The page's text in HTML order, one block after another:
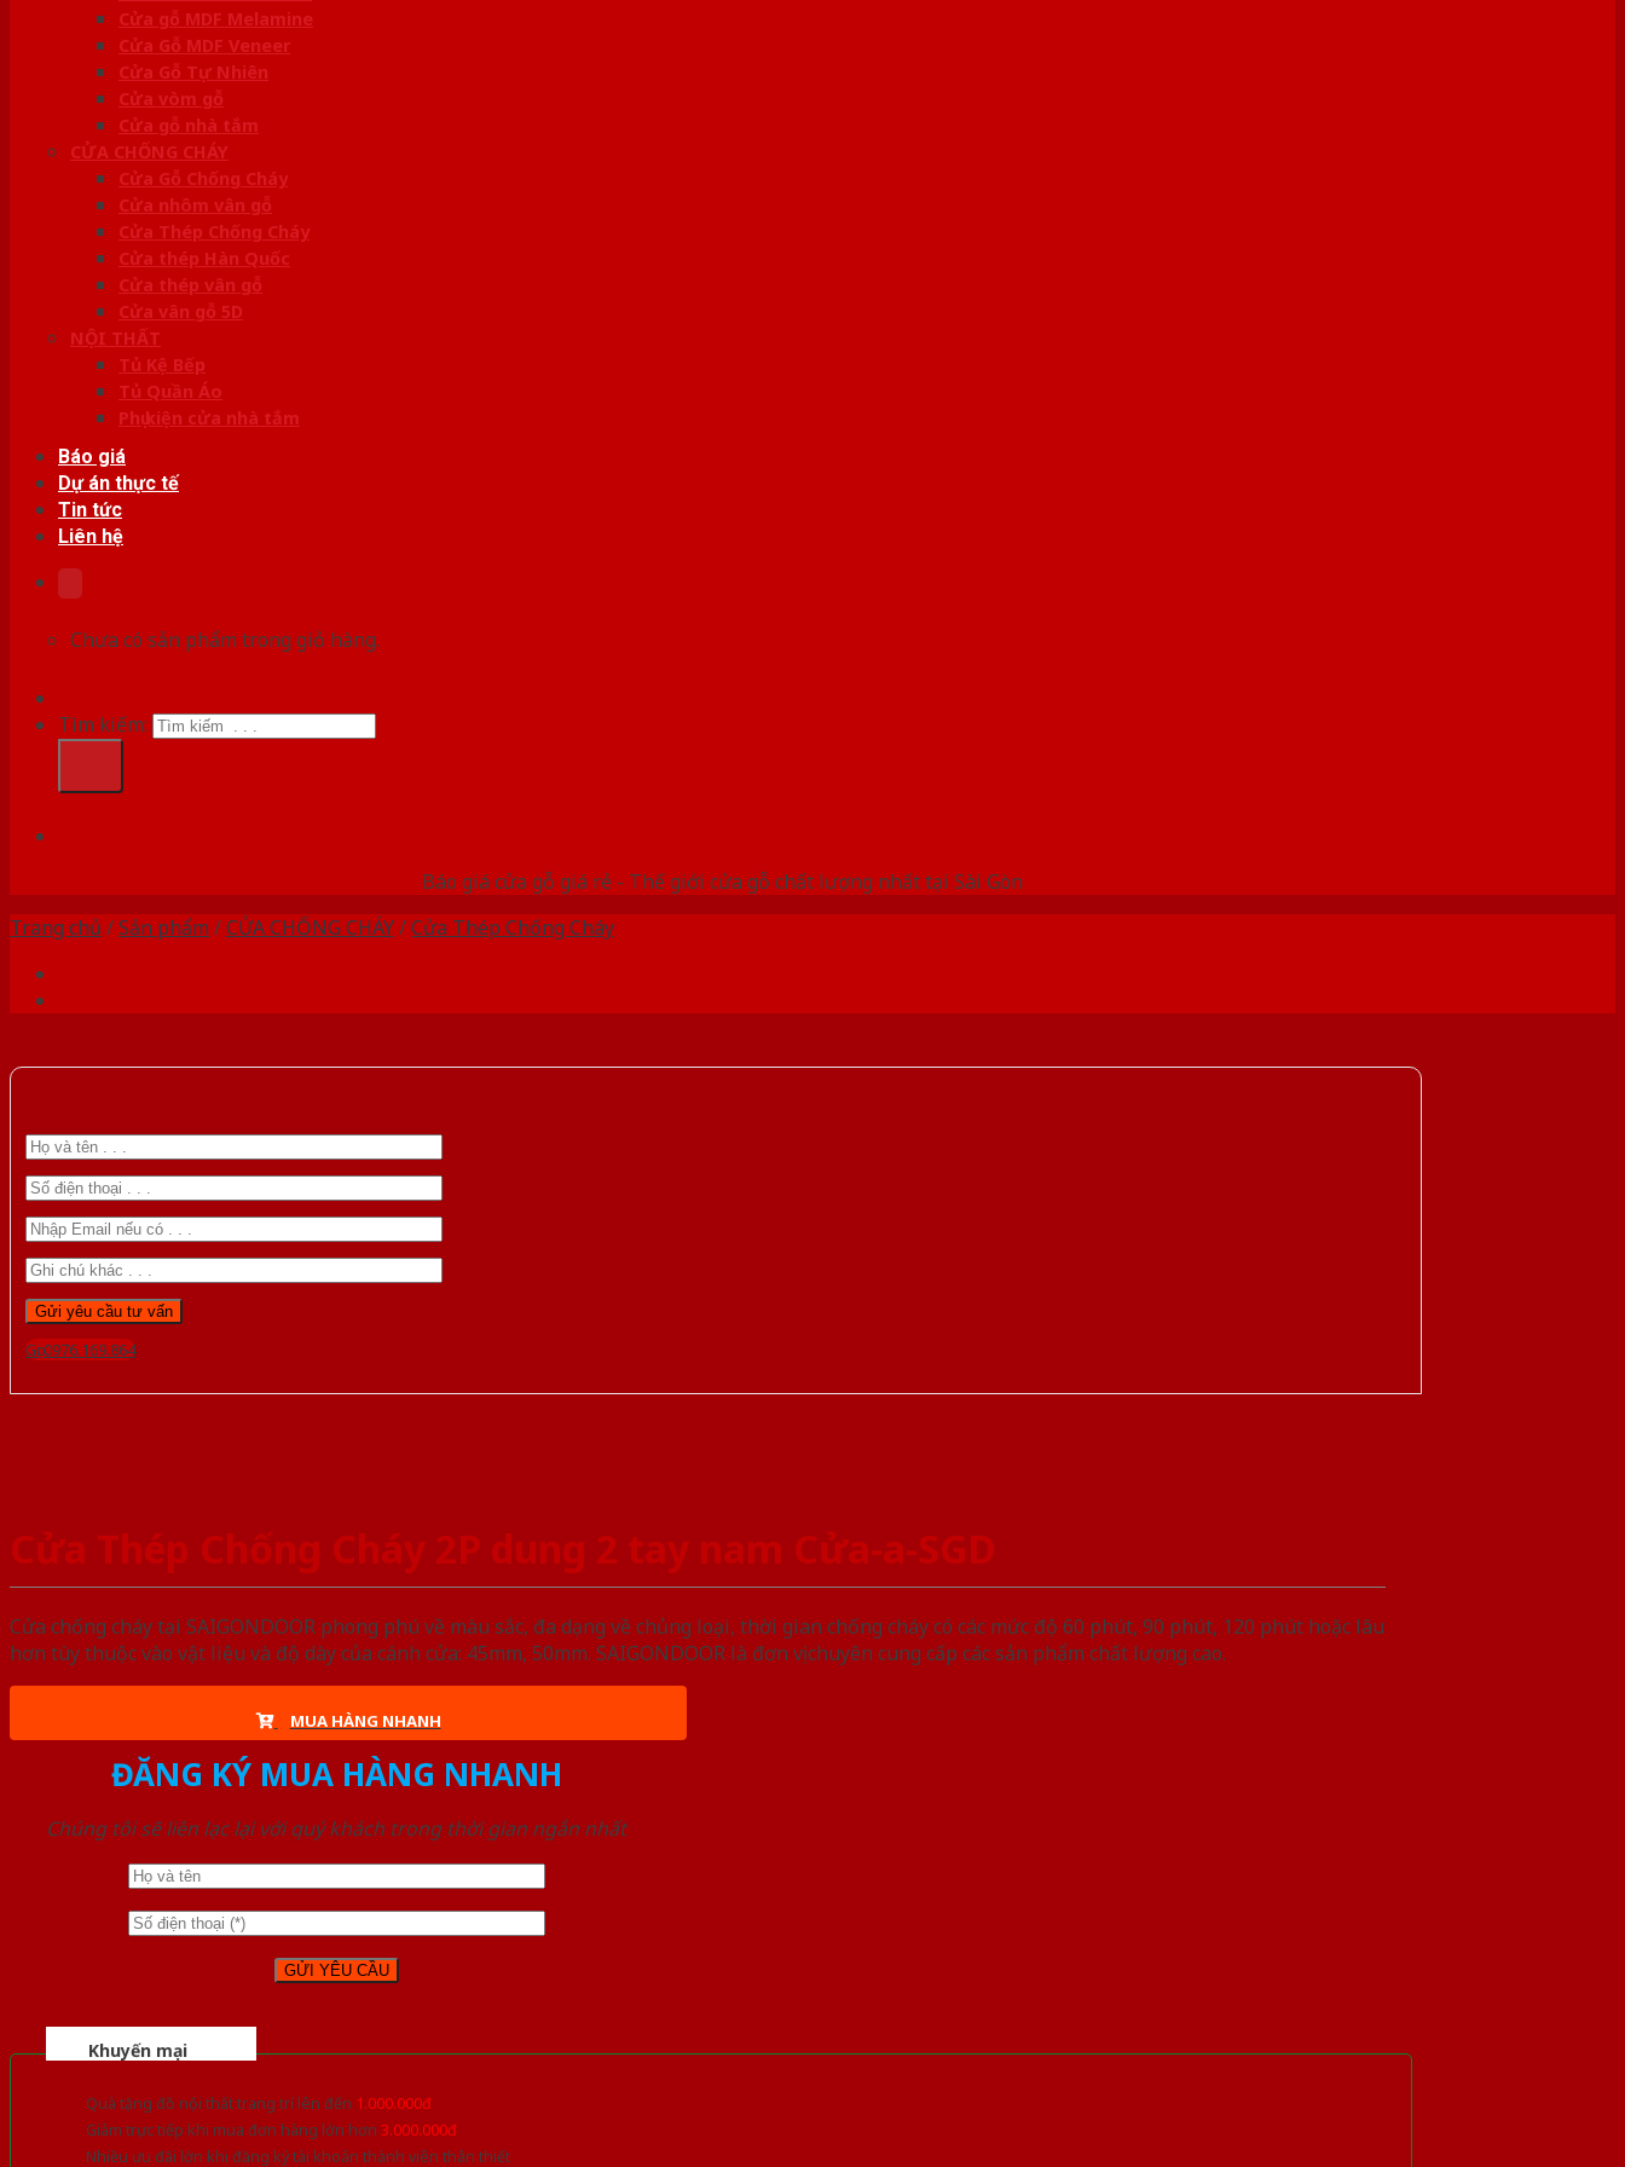
Cửa gỗ MDF Melamine
Cửa Gỗ MDF Veneer
Cửa Gỗ Tự Nhiên
Cửa vòm gỗ
Cửa gỗ nhà tắm
CỬA CHỐNG CHÁY
Cửa Gỗ Chống Cháy
Cửa nhôm vân gỗ
Cửa Thép Chống Cháy
Cửa thép Hàn Quốc
Cửa thép vân gỗ
Cửa vân gỗ 5D
NỘI THẤT
Tủ Kệ Bếp
Tủ Quần Áo
Phụ kiện cửa nhà tắm
Báo giá
Dự án thực tế
Tin tức
Liên hệ
Chưa có sản phẩm trong giỏ hàng.
Tìm kiếm:
Báo giá cửa gỗ giá rẻ - Thế giới cửa gỗ chất lượng nhất tại Sài Gòn
Trang chủ /Sản phẩm /CỬA CHỐNG CHÁY/Cửa Thép Chống Cháy
Gọi 0976.169.864
Cửa Thép Chống Cháy 2P dung 2 tay nam Cửa-a-SGD
Cửa chống cháy tại SAIGONDOOR phong phú về màu sắc, đa dạng về chủng loại, thời gian chống cháy có các mức độ 60 phút, 90 phút, 120 phút hoặc lâu
hơn tùy thuộc vào vật liệu và độ dày của cánh cửa: 45mm, 50mm. SAIGONDOOR là đơn vị chuyên cung cấp các sản phẩm chất lượng cao.
MUA HÀNG NHANH
ĐĂNG KÝ MUA HÀNG NHANH
Chúng tôi sẽ liên lạc lại với quý khách trong thời gian ngắn nhất
Khuyến mại
Quà tặng đồ nội thất trang trí lên đến 1.000.000đ
Giảm trực tiếp khi mua đơn hàng lớn hơn 3.000.000đ
Nhiều ưu đãi lớn khi đăng ký tài khoản thành viên thân thiết